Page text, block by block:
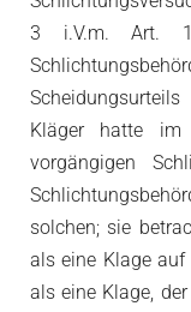
3 i.V.m. Art.
Kläger hatte im
vorgängigen
solchen; sie
als eine Klage auf
als eine Klage,